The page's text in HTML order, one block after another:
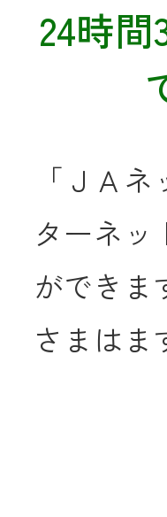
24時
「ＪＡ
ターネッ
ができま
さまは